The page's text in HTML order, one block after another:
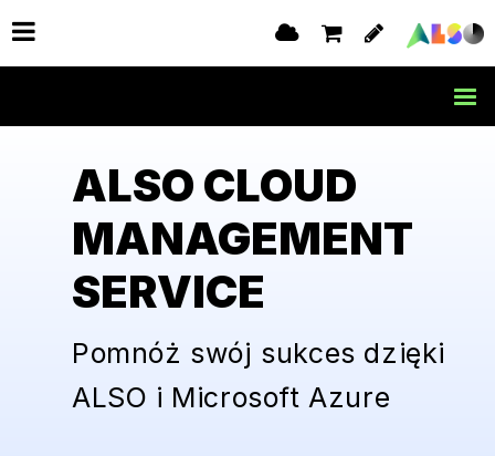
ALSO CLOUD
MANAGEMENT
SERVICE
Pomnóż swój sukces dzięki
ALSO i Microsoft Azure